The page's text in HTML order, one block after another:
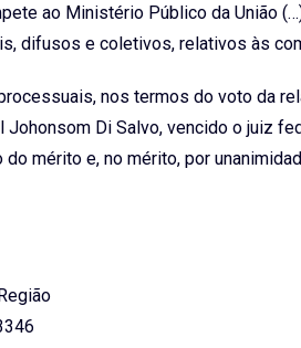
ao Ministério Público da União
difusos e coletivos, relativos às
nos termos do voto da
Di Salvo, vencido o juiz
mérito e, no mérito, por